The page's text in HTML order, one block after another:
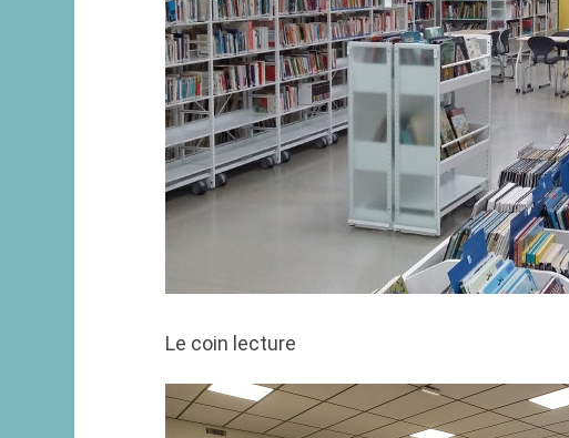
Le coin lecture